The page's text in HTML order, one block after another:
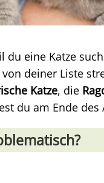
eine Katze
deiner Liste
Katze, die
du am Ende des